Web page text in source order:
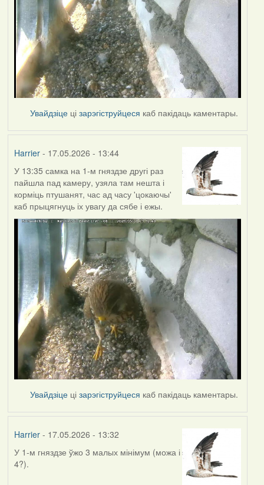
Увайдзіце цізарэгіструйцеся каб пакідаць каментары.
Harrier- 17.05.2026 - 13:44
У 13:35 самка на 1-м гняздзе другі раз
пайшла пад камеру, узяла там нешта і
корміць птушанят, час ад часу 'цокаючы'
каб прыцягнуць іх увагу да сябе і ежы.
Увайдзіце цізарэгіструйцеся каб пакідаць каментары.
Harrier- 17.05.2026 - 13:32
У 1-м гняздзе ўжо 3 малых мінімум (можа і
4?).